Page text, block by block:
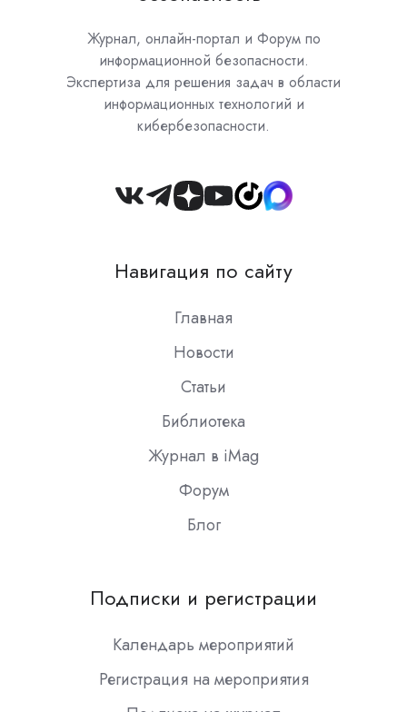
Журнал, онлайн-портал и Форум по
информационной безопасности.
Экспертиза для решения задач в области
информационных технологий и
кибербезопасности.
Join
Slack
Навигация по сайту
Главная
Новости
Статьи
Библиотека
Журнал в iMag
Форум
Блог
Подписки и регистрации
Календарь мероприятий
Регистрация на мероприятия